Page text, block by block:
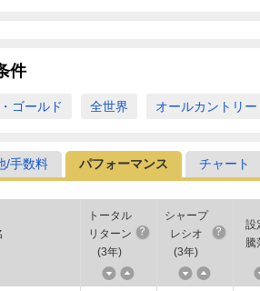
件
ゴールド 全世界 オールカントリー
/手数料 パフォーマンス チャート
トータル
リターン
(3年)
シャープ
レシオ
(3年)
設
騰